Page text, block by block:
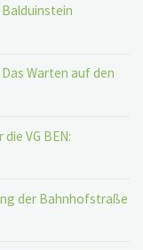
Warten auf den
VG BEN:
der Bahnhofstraße